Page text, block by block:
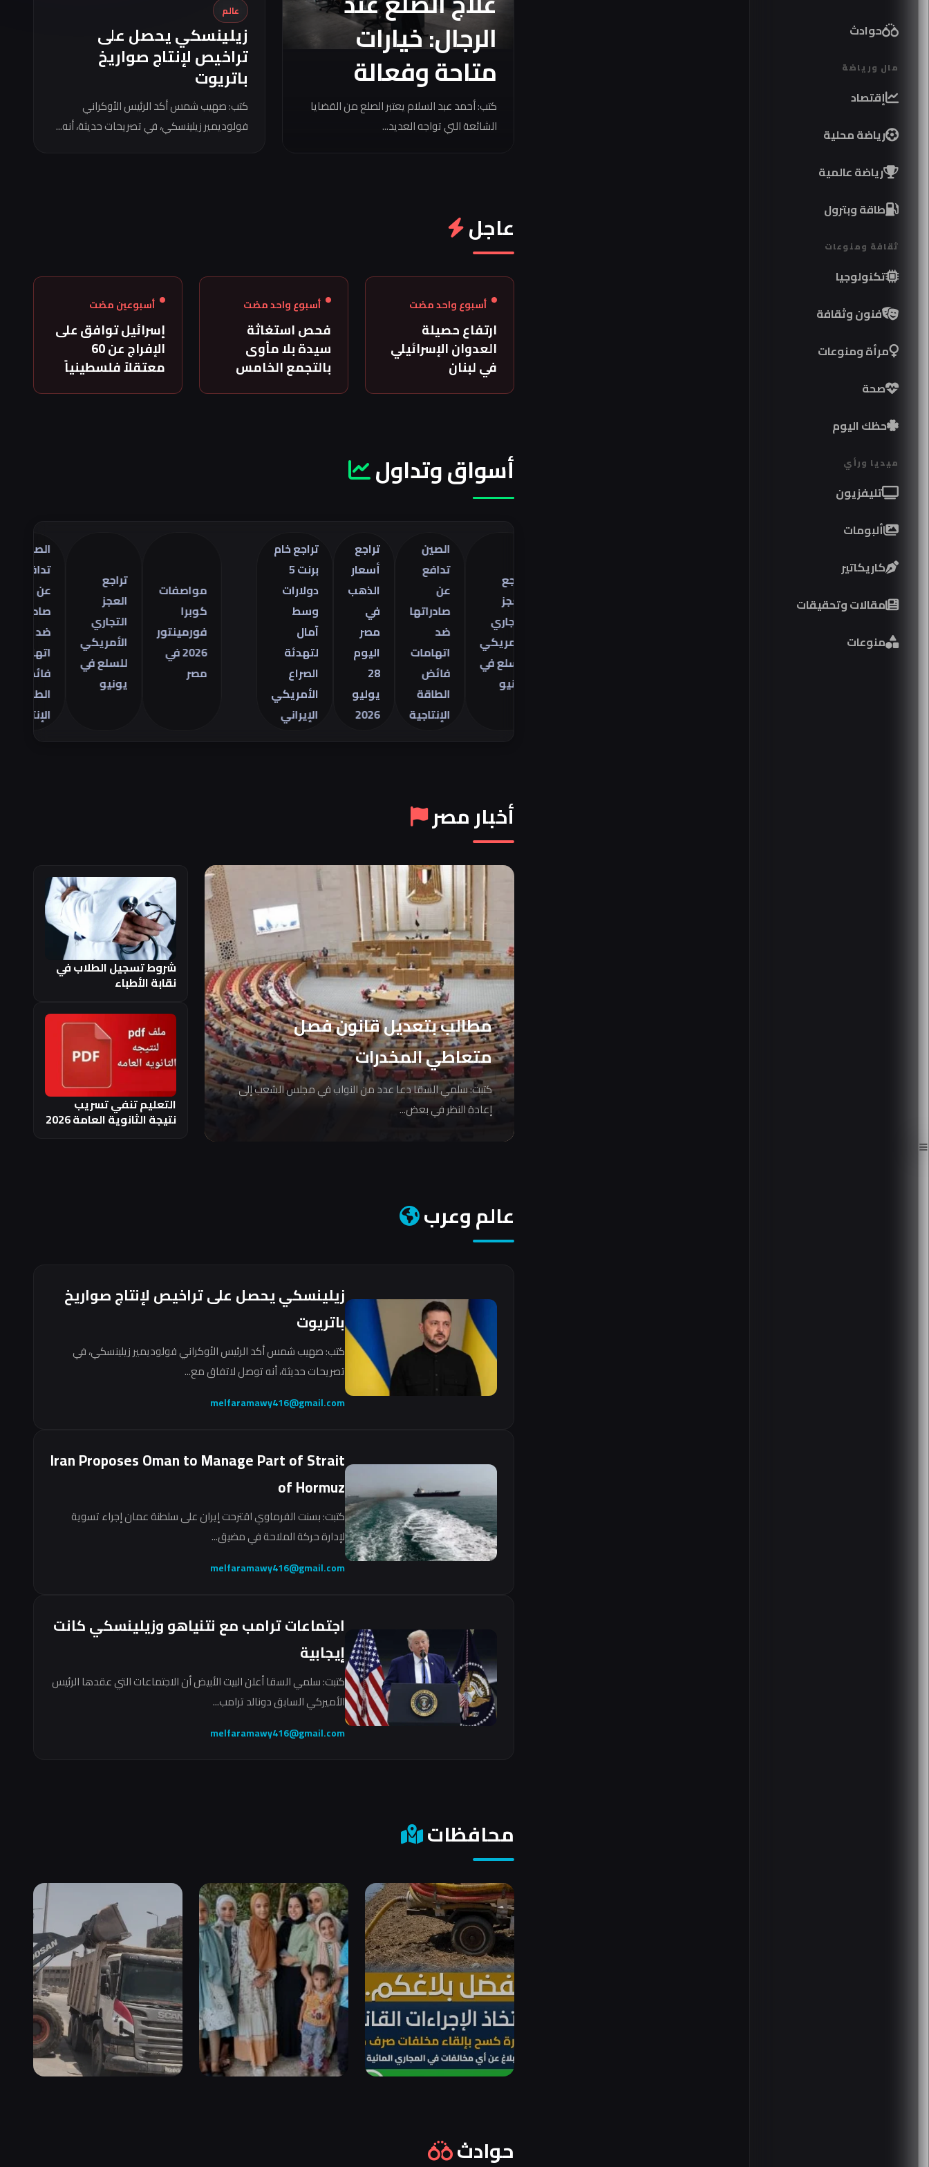
حوادث
مال ورياضة
إقتصاد
رياضة محلية
رياضة عالمية
طاقة وبترول
ثقافة ومنوعات
تكنولوجيا
فنون وثقافة
مرأة ومنوعات
صحة
حظك اليوم
ميديا ورأي
تليفزيون
ألبومات
كاريكاتير
مقالات وتحقيقات
منوعات
الرجال: خيارات
متاحة وفعالة
كتب: أحمد عبد السلام يعتبر الصلع من القضايا
الشائعة التي تواجه العديد...
عالم
زيلينسكي يحصل على
تراخيص لإنتاج صواريخ
باتريوت
كتب: صهيب شمس أكد الرئيس الأوكراني
فولوديمير زيلينسكي، في تصريحات حديثة، أنه...
عاجل
أسبوع واحد مضت
ارتفاع حصيلة
العدوان الإسرائيلي
في لبنان
أسبوع واحد مضت
فحص استغاثة
سيدة بلا مأوى
بالتجمع الخامس
أسبوعين مضت
إسرائيل توافق على
الإفراج عن 60
معتقلاً فلسطينياً
أسواق وتداول
الأمريكي
للسلع في
صادراتها
اتهامات
فائض
الطاقة
الإنتاجية
الذهب
2026
تراجع خام
برنت 5
دولارات
لتهدئة
الصراع
الأمريكي
الإيراني
مواصفات
فورمينتور
2026 في
التجاري
الأمريكي
للسلع في
صادراتها
اتهامات
فائض
الطاقة
الإنتاجية
أخبار مصر
مطالب بتعديل قانون فصل
متعاطي المخدرات
كتبت: سلمي السقا دعا عدد من النواب في مجلس الشعب إلى
إعادة النظر في بعض...
شروط تسجيل الطلاب في
نقابة الأطباء
التعليم تنفي تسريب
نتيجة الثانوية العامة 2026
عالم وعرب
زيلينسكي يحصل على تراخيص لإنتاج صواريخ
باتريوت
كتب: صهيب شمس أكد الرئيس الأوكراني فولوديمير زيلينسكي، في
تصريحات حديثة، أنه توصل لاتفاق مع...
melfaramawy416@gmail.com
Iran Proposes Oman to Manage Part of Strait
of Hormuz
كتبت: بسنت الفرماوي اقترحت إيران على سلطنة عمان إجراء تسوية
لإدارة حركة الملاحة في مضيق...
melfaramawy416@gmail.com
اجتماعات ترامب مع نتنياهو وزيلينسكي كانت
إيجابية
كتبت: سلمي السقا أعلن البيت الأبيض أن الاجتماعات التي عقدها الرئيس
الأميركي السابق دونالد ترامب...
melfaramawy416@gmail.com
محافظات
حوادث